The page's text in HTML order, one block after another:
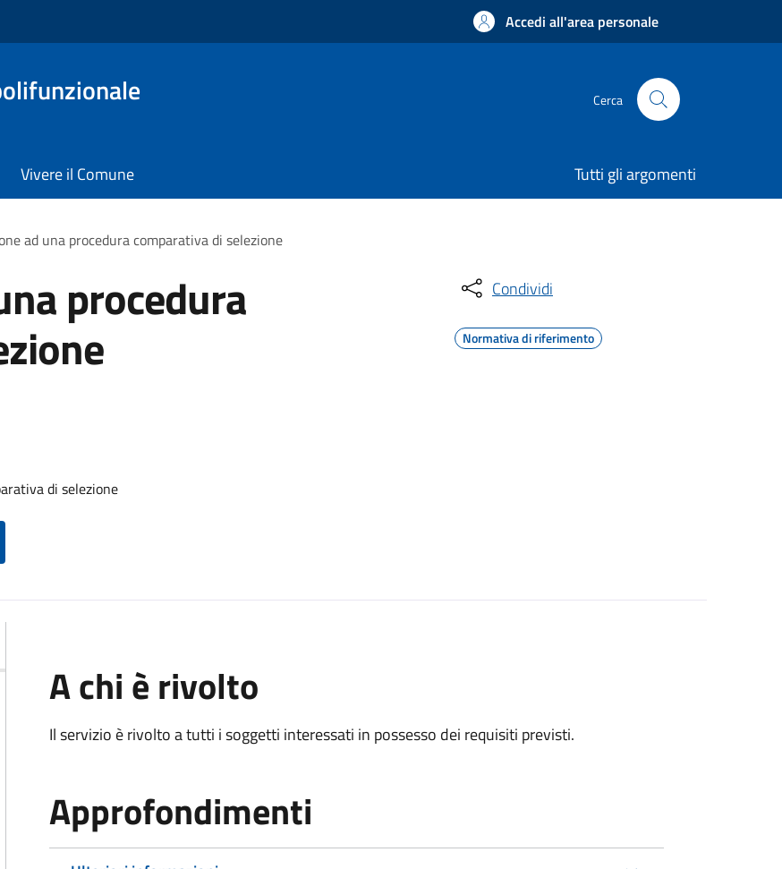
Accedi all'area personale
Cerca
Vivere il Comune Tutti gli argomenti
ad una procedura comparativa di selezione
procedura
di selezione
Condividi
Normativa di riferimento
A chi è rivolto
Il servizio è rivolto a tutti i soggetti interessati in possesso dei requisiti previsti.
Approfondimenti